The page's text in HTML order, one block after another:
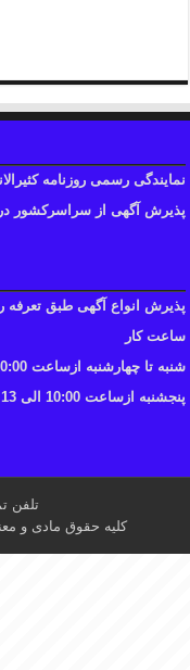
نمایندگی رسمی روزنامه
پذیرش آگهی از سراسرکشور
پذیرش انواع آگهی طبق
ساعت کار
شنبه تا چهارشنبه ازساعت 10:00 الی 17
پنجشنبه ازساعت 10:00 الی 13
تلفن تماس :
کلیه حقوق مادی و